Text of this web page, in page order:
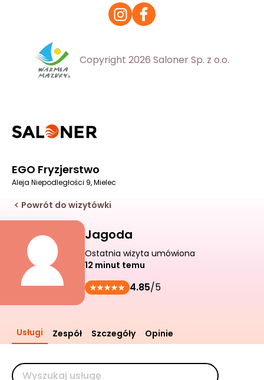
Copyright 2026 Saloner Sp. z o.o.
EGO Fryzjerstwo
Aleja Niepodległości 9, Mielec
Powrót do wizytówki
Jagoda
Ostatnia wizyta umówiona
12 minut temu
4.85/5
Usługi Zespół Szczegóły Opinie